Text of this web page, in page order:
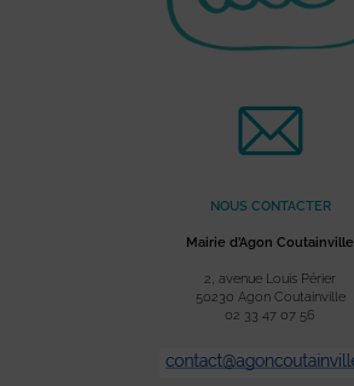
NOUS CONTACTER
Mairie d’Agon Coutainville
2, avenue Louis Périer
50230 Agon Coutainville
02 33 47 07 56